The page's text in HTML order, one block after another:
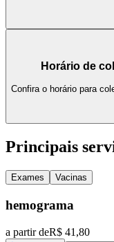
Horário de
Confira o horário para
Principais
Exames Vacinas
hemograma
a partir deR$ 41,80